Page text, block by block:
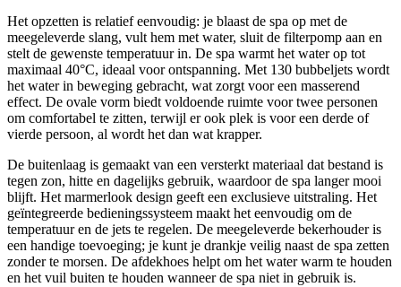
Het opzetten is relatief eenvoudig: je blaast de spa op met de
meegeleverde slang, vult hem met water, sluit de filterpomp aan en
stelt de gewenste temperatuur in. De spa warmt het water op tot
maximaal 40°C, ideaal voor ontspanning. Met 130 bubbeljets wordt
het water in beweging gebracht, wat zorgt voor een masserend
effect. De ovale vorm biedt voldoende ruimte voor twee personen
om comfortabel te zitten, terwijl er ook plek is voor een derde of
vierde persoon, al wordt het dan wat krapper.
De buitenlaag is gemaakt van een versterkt materiaal dat bestand is
tegen zon, hitte en dagelijks gebruik, waardoor de spa langer mooi
blijft. Het marmerlook design geeft een exclusieve uitstraling. Het
geïntegreerde bedieningssysteem maakt het eenvoudig om de
temperatuur en de jets te regelen. De meegeleverde bekerhouder is
een handige toevoeging; je kunt je drankje veilig naast de spa zetten
zonder te morsen. De afdekhoes helpt om het water warm te houden
en het vuil buiten te houden wanneer de spa niet in gebruik is.